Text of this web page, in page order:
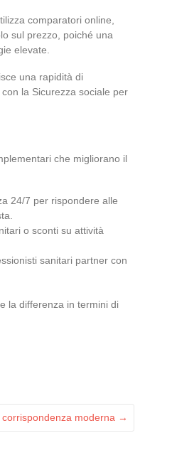
comparatori online,
sul prezzo, poiché una
elevate.
una rapidità di
la Sicurezza sociale per
che migliorano il
24/7 per rispondere alle
o sconti su attività
sanitari partner con
la differenza in termini di
moderna →